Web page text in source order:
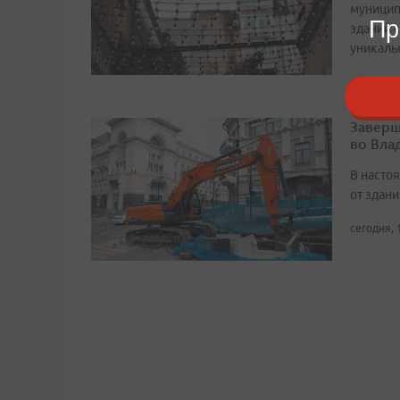
зданий
сегодня,
во
В
от
сегодня,